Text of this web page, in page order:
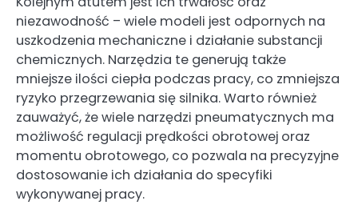
niezawodność – wiele modeli jest odpornych na
uszkodzenia mechaniczne i działanie substancji
chemicznych. Narzędzia te generują także
mniejsze ilości ciepła podczas pracy, co zmniejsza
ryzyko przegrzewania się silnika. Warto również
zauważyć, że wiele narzędzi pneumatycznych ma
możliwość regulacji prędkości obrotowej oraz
momentu obrotowego, co pozwala na precyzyjne
dostosowanie ich działania do specyfiki
wykonywanej pracy.